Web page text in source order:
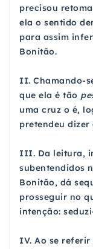
precisou
ela o sentido
para assim
Bonitão.
II. Chamando-
que ela é tão
uma cruz o é,
pretendeu dizer
III. Da leitura,
subentendidos
Bonitão, dá
prosseguir no
intenção:
IV. Ao se referir